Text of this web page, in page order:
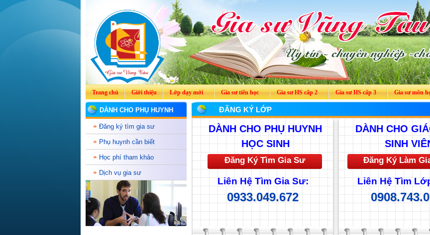
Trang chủ Giới thiệu Lớp dạy mới Gia sư tiểu học Gia sư HS cấp 2 Gia sư HS cấp 3 Gia sư môn
DÀNH CHO PHỤ HUYNH
Đăng ký tìm gia sư
Phụ huynh cần biết
Học phí tham khảo
Dịch vụ gia sư
ĐĂNG KÝ LỚP
DÀNH CHO PHỤ HUYNH
HỌC SINH
Đăng Ký Tìm Gia Sư
Liên Hệ Tìm Gia Sư:
0933.049.672
DÀNH CHO
SINH
Đăng Ký Làm
Liên Hệ Tìm